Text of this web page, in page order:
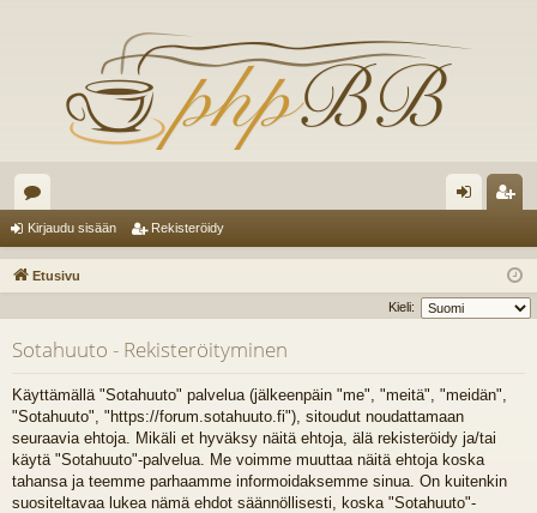
es
ku
ua
lu
ee
t
au
du
sä
ist
er
dy
Kirjaudu sisään Rekisteröidy
Etusivu
Kieli:
Sotahuuto - Rekisteröityminen
Käyttämällä "Sotahuuto" palvelua (jälkeenpäin "me", "meitä", "meidän",
"Sotahuuto", "https://forum.sotahuuto.fi"), sitoudut noudattamaan
seuraavia ehtoja. Mikäli et hyväksy näitä ehtoja, älä rekisteröidy ja/tai
käytä "Sotahuuto"-palvelua. Me voimme muuttaa näitä ehtoja koska
tahansa ja teemme parhaamme informoidaksemme sinua. On kuitenkin
suositeltavaa lukea nämä ehdot säännöllisesti, koska "Sotahuuto"-